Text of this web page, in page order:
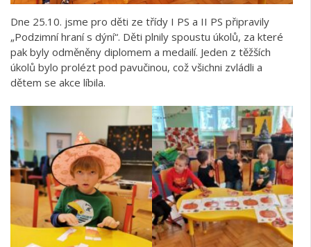
Dne 25.10. jsme pro děti ze třídy I PS a II PS připravily
„Podzimní hraní s dýní“. Děti plnily spoustu úkolů, za které
pak byly odměněny diplomem a medailí. Jeden z těžších
úkolů bylo prolézt pod pavučinou, což všichni zvládli a
dětem se akce líbila.